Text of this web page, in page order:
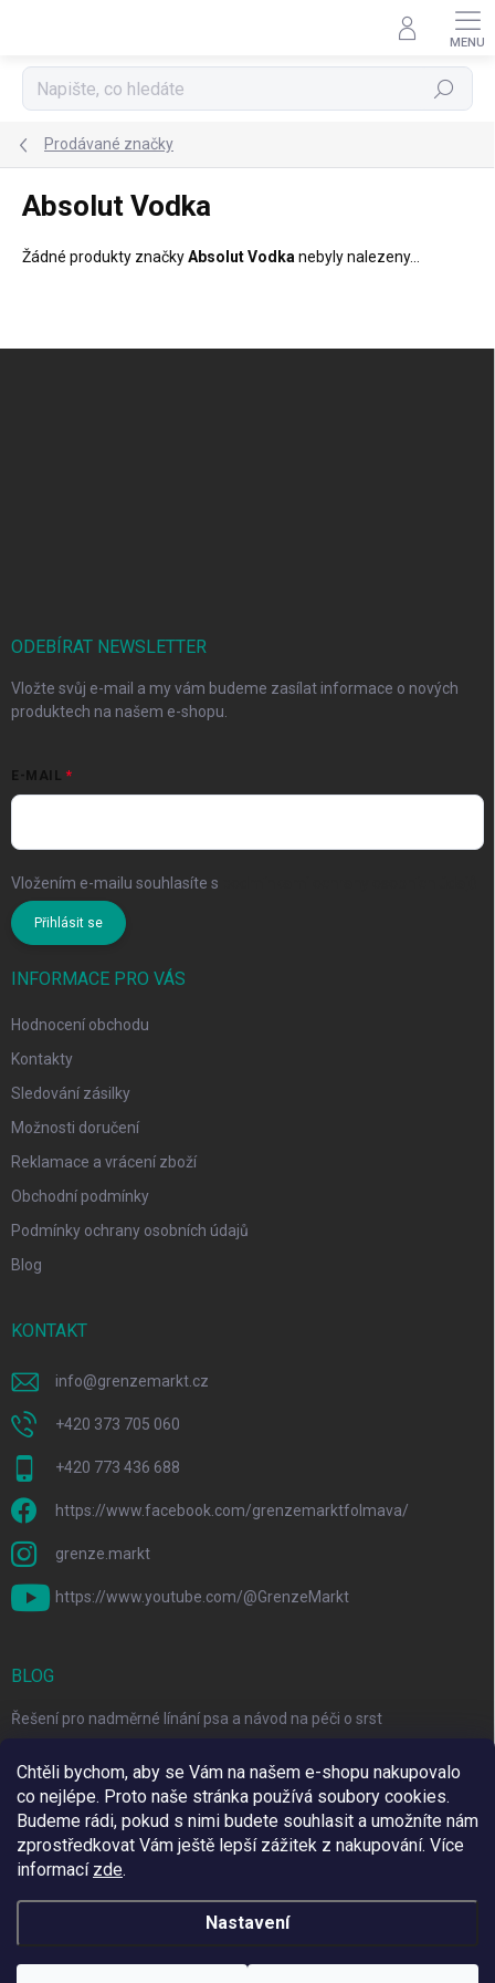
Chtěli bychom, aby se Vám na našem e-shopu nakupovalo
co nejlépe. Proto naše stránka používá soubory cookies.
Budeme rádi, pokud s nimi budete souhlasit a umožníte nám
zprostředkovat Vám ještě lepší zážitek z nakupování. Více
informací zde.
Nastavení
Hledat
Prodávané značky
Absolut Vodka
Žádné produkty značkyAbsolut Vodka nebyly nalezeny...
ODEBÍRAT NEWSLETTER
Vložte svůj e-mail a my vám budeme zasílat informace o nových
produktech na našem e-shopu.
E-MAIL
Vložením e-mailu souhlasíte s
Přihlásit se
INFORMACE PRO VÁS
Hodnocení obchodu
Kontakty
Sledování zásilky
Možnosti doručení
Reklamace a vrácení zboží
Obchodní podmínky
Podmínky ochrany osobních údajů
Blog
KONTAKT
info@grenzemarkt.cz
+420 373 705 060
+420 773 436 688
https://www.facebook.com/grenzemarktfolmava/
grenze.markt
https://www.youtube.com/@GrenzeMarkt
BLOG
Řešení pro nadměrné línání psa a návod na péči o srst
Top 6 značek pro domácí mazlíčky za skvělé ceny
Copyright 2026Grenze Markt Online. Všechna práva vyhrazena.Upravit